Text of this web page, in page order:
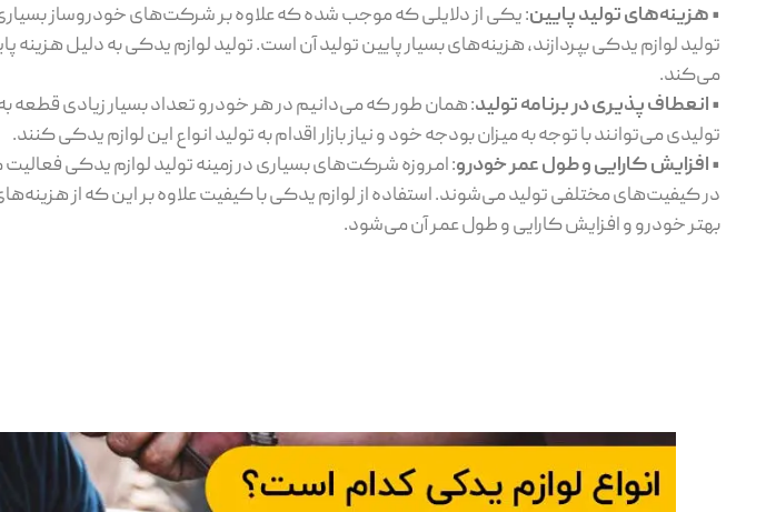
•هزینه‌های تولید پایین: یکی از دلایلی که موجب شده که علاوه بر شرکت‌های خودروساز
تولید لوازم یدکی بپردازند، هزینه‌های بسیار پایین تولید آن است. تولید لوازم یدکی به دلیل
می‌کند.
•انعطاف پذیری در برنامه تولید: همان طور که می‌دانیم در هر خودرو تعداد بسیار زیادی قطعه
تولیدی می‌توانند با توجه به میزان بودجه خود و نیاز بازار اقدام به تولید انواع این لوازم یدکی کنند.
•افزایش کارایی و طول عمر خودرو: امروزه شرکت‌های بسیاری در زمینه تولید لوازم یدکی
در کیفیت‌های مختلفی تولید می‌شوند. استفاده از لوازم یدکی با کیفیت علاوه بر این که از
بهتر خودرو و افزایش کارایی و طول عمر آن می‌شود.